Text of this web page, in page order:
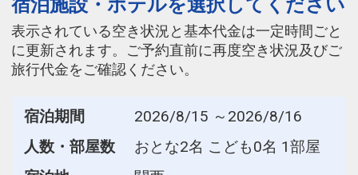
表示されている空き状況と基本代金は一定時間ごと
に更新されます。ご予約直前に再度空き状況及びご
旅行代金をご確認ください。
宿泊期間
2026/8/15 ～2026/8/16
人数・部屋数
おとな2名 こども0名 1部屋